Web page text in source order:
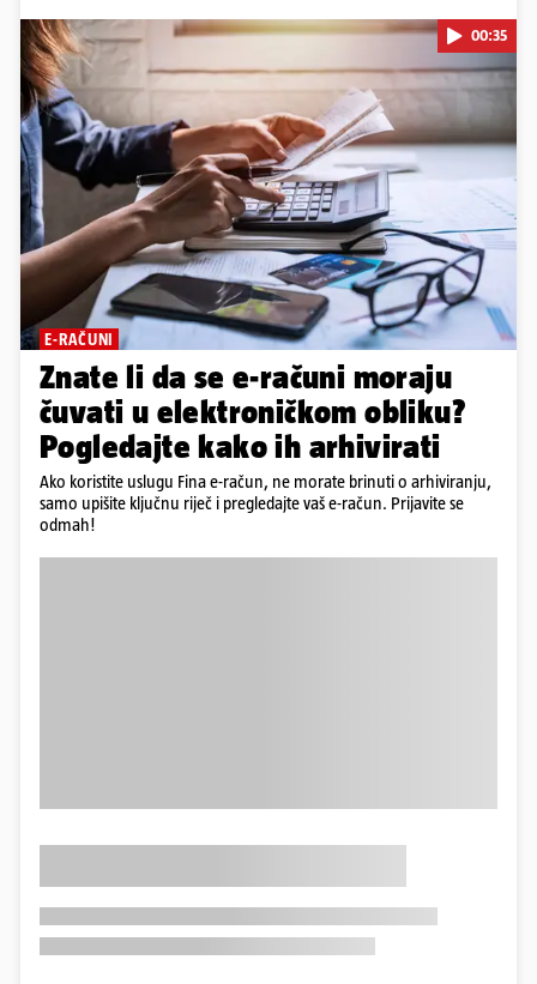
00:35
E-RAČUNI
Znate li da se e-računi moraju
čuvati u elektroničkom obliku?
Pogledajte kako ih arhivirati
Ako koristite uslugu Fina e-račun, ne morate brinuti o arhiviranju,
samo upišite ključnu riječ i pregledajte vaš e-račun. Prijavite se
odmah!